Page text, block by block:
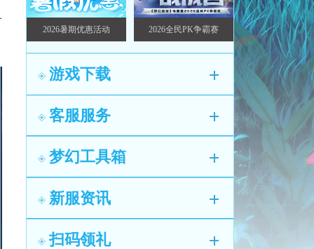
2026暑期优惠活动 2026全民PK争霸赛
游戏下载
客服服务
梦幻工具箱
新服资讯
扫码领礼